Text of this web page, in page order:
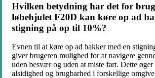
Hvilken betydning har det for
løbehjulet F20D kan køre op ad
stigning på op til 10%?
Evnen til at køre op ad bakker med en
giver brugeren mulighed for at navigere
uden besvær og uden at miste fart. Dette øger
alsidighed og brugbarhed i forskellige